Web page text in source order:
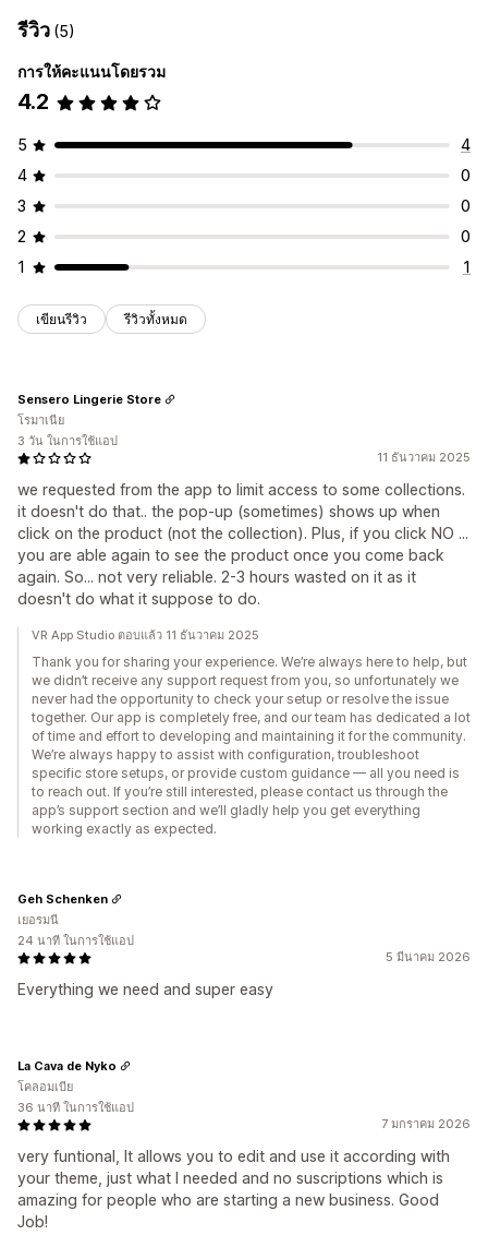
ป๊อปอัพ
รีวิว (5)
การให้คะแนนโดยรวม
4.2
5
4
4
0
3
0
2
0
1
1
เขียนรีวิว รีวิวทั้งหมด
11 ธันวาคม 2025
we requested from the app to limit access to some collections.
it doesn't do that.. the pop-up (sometimes) shows up when
click on the product (not the collection). Plus, if you click NO ...
you are able again to see the product once you come back
again. So... not very reliable. 2-3 hours wasted on it as it
doesn't do what it suppose to do.
Sensero Lingerie Store
โรมาเนีย
3 วัน ในการใช้แอป
VR App Studio ตอบแล้ว 11 ธันวาคม 2025
Thank you for sharing your experience. We’re always here to help, but
we didn’t receive any support request from you, so unfortunately we
never had the opportunity to check your setup or resolve the issue
together. Our app is completely free, and our team has dedicated a lot
of time and effort to developing and maintaining it for the community.
We’re always happy to assist with configuration, troubleshoot
specific store setups, or provide custom guidance — all you need is
to reach out. If you’re still interested, please contact us through the
app’s support section and we’ll gladly help you get everything
working exactly as expected.
5 มีนาคม 2026
Everything we need and super easy
Geh Schenken
เยอรมนี
24 นาที ในการใช้แอป
7 มกราคม 2026
very funtional, It allows you to edit and use it according with
your theme, just what I needed and no suscriptions which is
amazing for people who are starting a new business. Good
Job!
La Cava de Nyko
โคลอมเบีย
36 นาที ในการใช้แอป